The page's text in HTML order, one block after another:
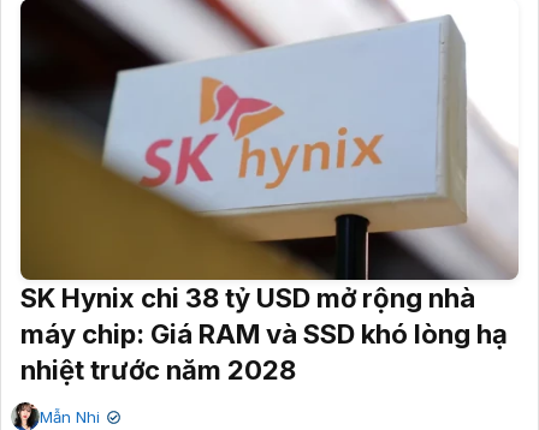
SK Hynix chi 38 tỷ USD mở rộng nhà
máy chip: Giá RAM và SSD khó lòng hạ
nhiệt trước năm 2028
Mẫn Nhi ✔